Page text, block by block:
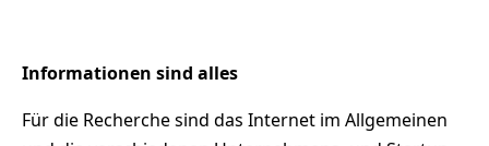
Informationen sind alles
Für die Recherche sind das Internet im Allgemeinen